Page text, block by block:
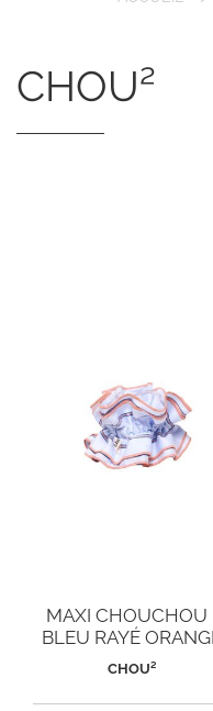
CHOU²
MAXI CHOUCHOU |
BLEU RAYÉ
CHOU²